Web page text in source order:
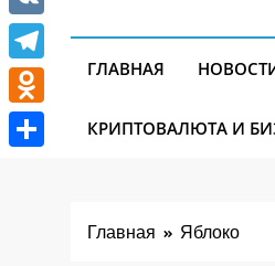
ГЛАВНАЯ
КРИПТОВАЛЮТА И
Главная Яблоко
VK
Telegram
Odnoklassniki